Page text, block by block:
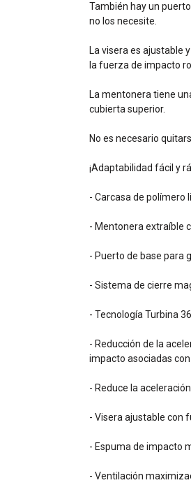
También hay un
no los necesite.
La visera es ajustable
la fuerza de impacto
La mentonera tiene
cubierta superior.
No es necesario
¡Adaptabilidad fácil y
- Carcasa de polímero
- Mentonera extraíble
- Puerto de base para
- Sistema de cierre
- Tecnología Turbina
- Reducción de la
impacto asociadas
- Reduce la
- Visera ajustable con
- Espuma de impacto
- Ventilación